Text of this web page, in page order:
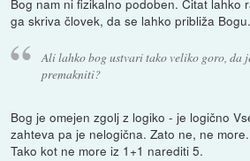
Bog nam ni fizikalno podoben. Citat lahko
ga skriva človek, da se lahko približa Bogu.
Ali lahko bog ustvari tako veliko goro, da
premakniti?
Bog je omejen zgolj z logiko - je logično
zahteva pa je nelogična. Zato ne, ne more.
Tako kot ne more iz 1+1 narediti 5.